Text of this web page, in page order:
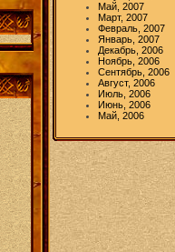
Май, 2007
Март, 2007
Февраль, 2007
Январь, 2007
Декабрь, 2006
Ноябрь, 2006
Сентябрь, 2006
Август, 2006
Июль, 2006
Июнь, 2006
Май, 2006